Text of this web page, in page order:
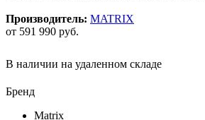
Производитель: MATRIX
от 591 990 руб.
В наличии на удаленном складе
Бренд
Matrix